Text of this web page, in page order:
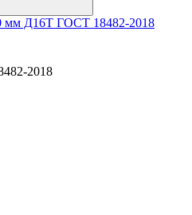
мм Д16Т ГОСТ 18482-2018
2018